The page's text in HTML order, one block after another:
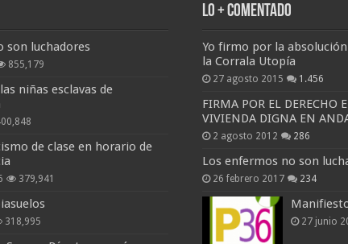
son luchadores
855,179
niñas esclavas de
de clase en horario de
379,941
318,995
Lo + Comentado
Yo firmo por la
la Corrala Utopía
27 agosto 2015 1.456
FIRMA POR EL DERECHO
VIVIENDA DIGNA EN
2 agosto 2012 286
Los enfermos no son
26 febrero 2017 234
27 junio